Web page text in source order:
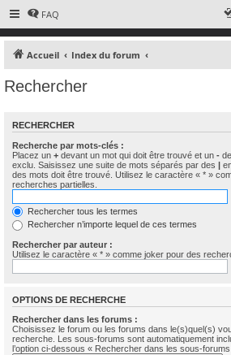
FAQ
Accueil Index du forum
Rechercher
RECHERCHER
Recherche par mots-clés :
Placez un + devant un mot qui doit être trouvé et un -
exclu. Saisissez une suite de mots séparés par des |
des mots doit être trouvé. Utilisez le caractère « * »
recherches partielles.
Rechercher tous les termes
Rechercher n’importe lequel de ces termes
Rechercher par auteur :
Utilisez le caractère « * » comme joker pour des
OPTIONS DE RECHERCHE
Rechercher dans les forums :
Choisissez le forum ou les forums dans le(s)quel(s)
recherche. Les sous-forums sont automatiquement
l’option ci-dessous « Rechercher dans les sous-forums